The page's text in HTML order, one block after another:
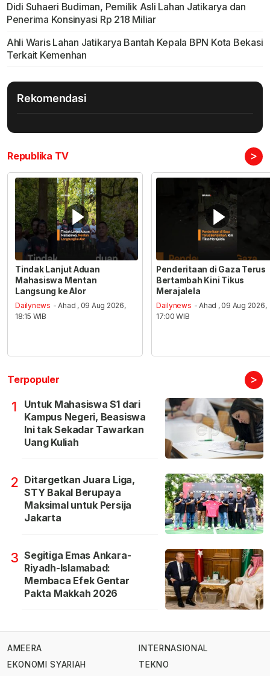
Didi Suhaeri Budiman, Pemilik Asli Lahan Jatikarya dan
Penerima Konsinyasi Rp 218 Miliar
Ahli Waris Lahan Jatikarya Bantah Kepala BPN Kota Bekasi
Terkait Kemenhan
Rekomendasi
Republika TV >
Tindak Lanjut Aduan
Mahasiswa Mentan
Langsung ke Alor
Dailynews - Ahad , 09 Aug 2026,
18:15 WIB
Penderitaan di Gaza Terus
Bertambah Kini Tikus
Merajalela
Dailynews - Ahad , 09 Aug 2026,
17:00 WIB
Terpopuler >
1
Untuk Mahasiswa S1 dari
Kampus Negeri, Beasiswa
Ini tak Sekadar Tawarkan
Uang Kuliah
2 Ditargetkan Juara Liga,
STY Bakal Berupaya
Maksimal untuk Persija
Jakarta
3 Segitiga Emas Ankara-
Riyadh-Islamabad:
Membaca Efek Gentar
Pakta Makkah 2026
AMEERA
EKONOMI SYARIAH
INTERNASIONAL
TEKNO